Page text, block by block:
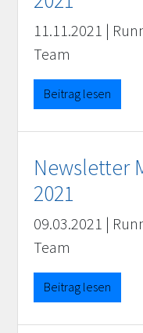
11.11.2021 |
Team
Beitrag lesen
Newsletter
2021
09.03.2021 |
Team
Beitrag lesen